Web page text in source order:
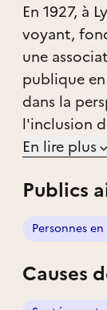
En 1927, à
voyant,
une
publique en
dans la
l'inclusion
sensorielles
Voir
Voir
En lire plus
Publics
Personnes
Causes